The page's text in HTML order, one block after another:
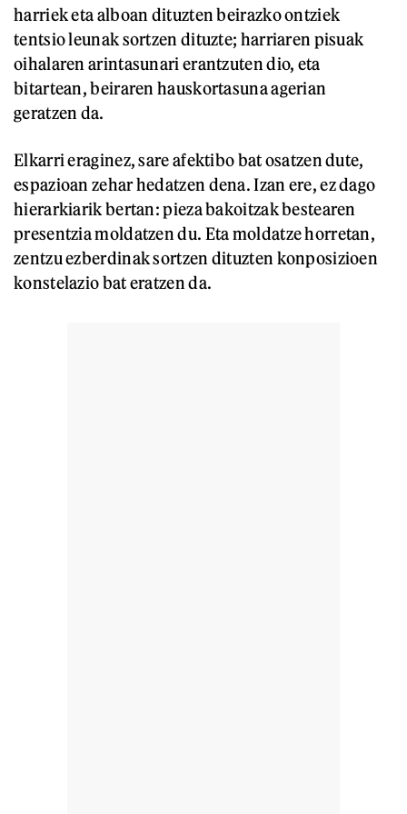
harriek eta alboan dituzten beirazko ontziek
tentsio leunak sortzen dituzte; harriaren pisuak
oihalaren arintasunari erantzuten dio, eta
bitartean, beiraren hauskortasuna agerian
geratzen da.
Elkarri eraginez, sare afektibo bat osatzen dute,
espazioan zehar hedatzen dena. Izan ere, ez dago
hierarkiarik bertan: pieza bakoitzak bestearen
presentzia moldatzen du. Eta moldatze horretan,
zentzu ezberdinak sortzen dituzten konposizioen
konstelazio bat eratzen da.